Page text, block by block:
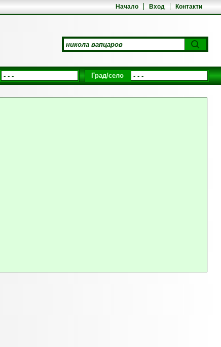
Начало Вход Контакти
Град/село